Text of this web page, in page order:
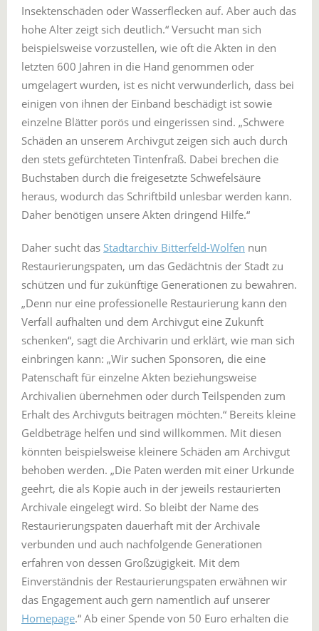
Insektenschäden oder Wasserflecken auf. Aber auch das
hohe Alter zeigt sich deutlich.“ Versucht man sich
beispielsweise vorzustellen, wie oft die Akten in den
letzten 600 Jahren in die Hand genommen oder
umgelagert wurden, ist es nicht verwunderlich, dass bei
einigen von ihnen der Einband beschädigt ist sowie
einzelne Blätter porös und eingerissen sind. „Schwere
Schäden an unserem Archivgut zeigen sich auch durch
den stets gefürchteten Tintenfraß. Dabei brechen die
Buchstaben durch die freigesetzte Schwefelsäure
heraus, wodurch das Schriftbild unlesbar werden kann.
Daher benötigen unsere Akten dringend Hilfe.“
Daher sucht das Stadtarchiv Bitterfeld-Wolfen nun
Restaurierungspaten, um das Gedächtnis der Stadt zu
schützen und für zukünftige Generationen zu bewahren.
„Denn nur eine professionelle Restaurierung kann den
Verfall aufhalten und dem Archivgut eine Zukunft
schenken“, sagt die Archivarin und erklärt, wie man sich
einbringen kann: „Wir suchen Sponsoren, die eine
Patenschaft für einzelne Akten beziehungsweise
Archivalien übernehmen oder durch Teilspenden zum
Erhalt des Archivguts beitragen möchten.“ Bereits kleine
Geldbeträge helfen und sind willkommen. Mit diesen
könnten beispielsweise kleinere Schäden am Archivgut
behoben werden. „Die Paten werden mit einer Urkunde
geehrt, die als Kopie auch in der jeweils restaurierten
Archivale eingelegt wird. So bleibt der Name des
Restaurierungspaten dauerhaft mit der Archivale
verbunden und auch nachfolgende Generationen
erfahren von dessen Großzügigkeit. Mit dem
Einverständnis der Restaurierungspaten erwähnen wir
das Engagement auch gern namentlich auf unserer
Homepage.“ Ab einer Spende von 50 Euro erhalten die